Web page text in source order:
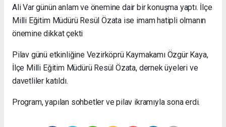
Ali Var günün anlam ve önemine dair bir konuşma yaptı. İlçe
Milli Eğitim Müdürü Resül Özata ise imam hatipli olmanın
önemine dikkat çekti
Pilav günü etkinliğine Vezirköprü Kaymakamı Özgür Kaya,
İlçe Milli Eğitim Müdürü Resül Özata, dernek üyeleri ve
davetliler katıldı.
Program, yapılan sohbetler ve pilav ikramıyla sona erdi.